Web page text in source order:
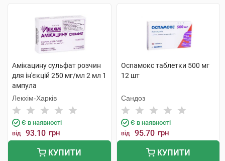
Амікацину сульфат розчин
для ін'єкцій 250 мг/мл 2 мл 1
ампула
Лекхім-Харків
Є в наявності
від 93.10 грн
КУПИТИ
Оспамокс таблетки 500 мг
12 шт
Сандоз
Є в наявності
від 95.70 грн
КУПИТИ